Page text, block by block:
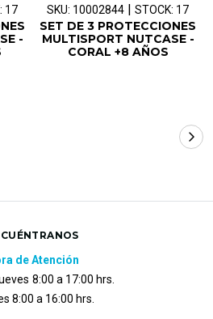
17
-
SKU: 10002844 | STOCK: 17
SET DE 3 PROTECCIONES
MULTISPORT NUTCASE -
CORAL +8 AÑOS
de Atención
8:00 a 17:00 hrs.
8:00 a 16:00 hrs.